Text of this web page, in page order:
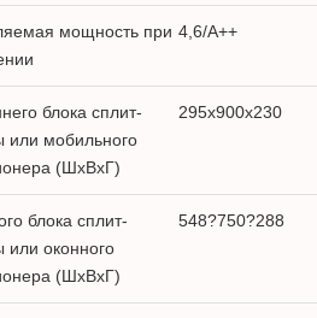
мощность при 4,6/A++
блока сплит-
или мобильного
(ШxВxГ)
295x900x230
блока сплит-
или оконного
(ШxВxГ)
548?750?288